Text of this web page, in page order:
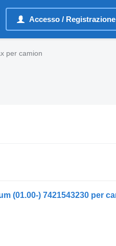
Accesso / Registrazione
per camion